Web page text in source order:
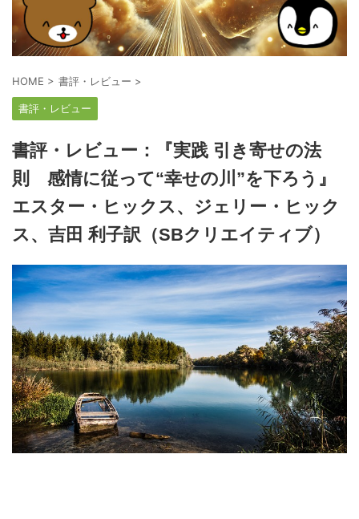
HOME > 書評・レビュー >
書評・レビュー
書評・レビュー：『実践 引き寄せの法
則 感情に従って“幸せの川”を下ろう』
エスター・ヒックス、ジェリー・ヒック
ス、吉田 利子訳（SBクリエイティブ）